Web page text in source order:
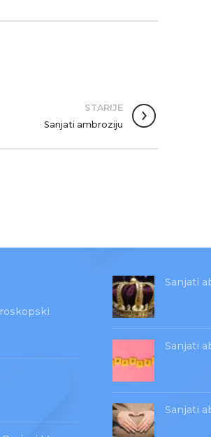
STARIJE
Sanjati ambroziju
Sanjati
Sanjati
Sanjati